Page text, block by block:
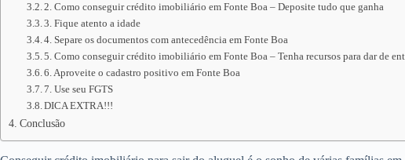
2. Como conseguir crédito imobiliário em Fonte Boa – Deposite tudo que ganha
3. Fique atento a idade
4. Separe os documentos com antecedência em Fonte Boa
5. Como conseguir crédito imobiliário em Fonte Boa – Tenha recursos para dar de
6. Aproveite o cadastro positivo em Fonte Boa
7. Use seu FGTS
DICA EXTRA!!!
Conclusão